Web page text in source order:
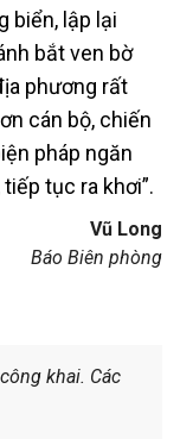
biển, lập lại
bắt ven bờ
phương rất
cán bộ, chiến
pháp ngăn
tục ra khơi”.
Vũ Long
Báo Biên phòng
khai. Các